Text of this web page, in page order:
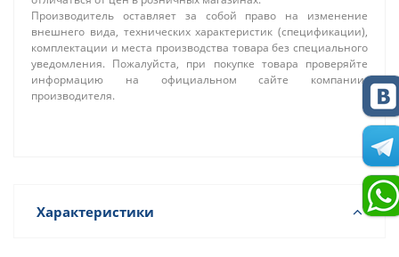
Производитель оставляет за собой право на изменение
внешнего вида, технических характеристик (спецификации),
комплектации и места производства товара без специального
уведомления. Пожалуйста, при покупке товара проверяйте
информацию на официальном сайте компании-
производителя.
Характеристики